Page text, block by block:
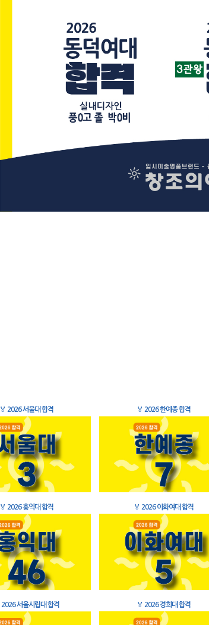
🏅 2026 서울대 합격 🏅 2026 한예종 합격
🏅 2026 홍익대 합격 🏅 2026 이화여대 합격
2026 서울시립대 합격 🏅 2026 경희대 합격